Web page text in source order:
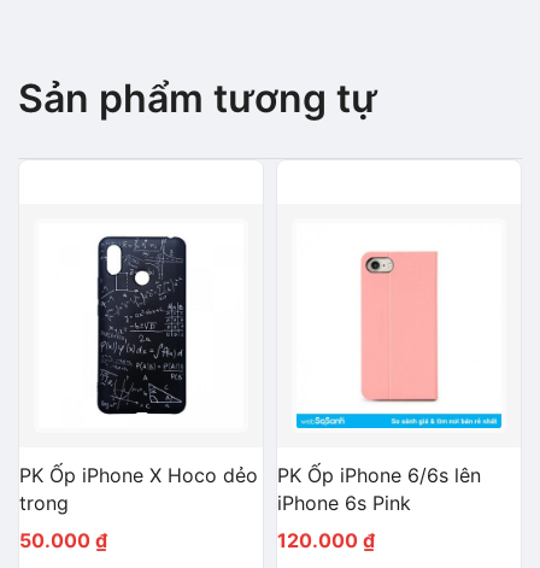
Sản phẩm tương tự
PK Ốp iPhone X Hoco dẻo
trong
50.000 ₫
PK Ốp iPhone 6/6s lên
iPhone 6s Pink
120.000 ₫